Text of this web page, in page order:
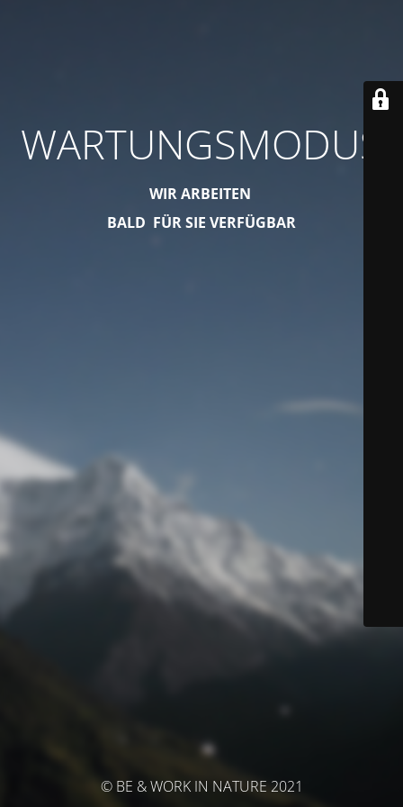
WARTUNGSMODUS
WIR ARBEITEN
BALD FÜR SIE VERFÜGBAR
© BE & WORK IN NATURE 2021